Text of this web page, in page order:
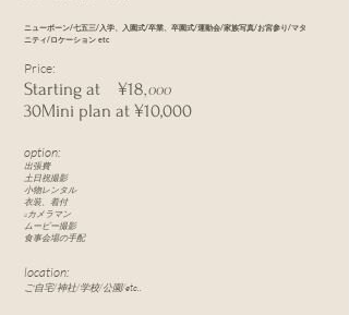
ニューボーン/七五三/入学、入園式/卒業、卒園式/運動会/家族写真/お宮参り/マタ
ニティ/ロケーション etc
Price:
Starting at ¥18,000
​30Mini plan at ¥10,000
option:
出張費
土日祝撮影
小物レンタル
​衣装、着付
​2カメラマン
​ムービー撮影
​食事会場の手配
location:
​ご自宅/神社/学校/公園/etc..